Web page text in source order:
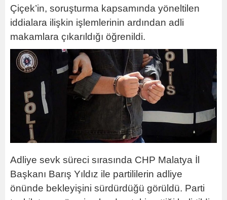
Çiçek’in, soruşturma kapsamında yöneltilen
iddialara ilişkin işlemlerinin ardından adli
makamlara çıkarıldığı öğrenildi.
Adliye sevk süreci sırasında CHP Malatya İl
Başkanı Barış Yıldız ile partililerin adliye
önünde bekleyişini sürdürdüğü görüldü. Parti